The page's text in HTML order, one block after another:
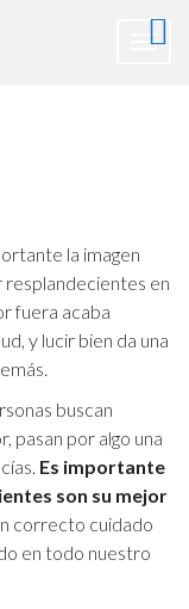
la imagen
resplandecientes en
fuera acaba
y lucir bien da una
buscan
pasan por algo una
Es importante
son su mejor
correcto cuidado
en todo nuestro